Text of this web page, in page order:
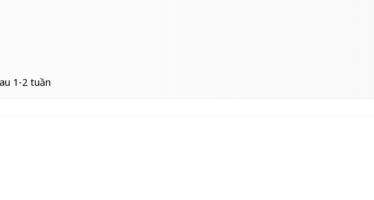
1-2 tuần